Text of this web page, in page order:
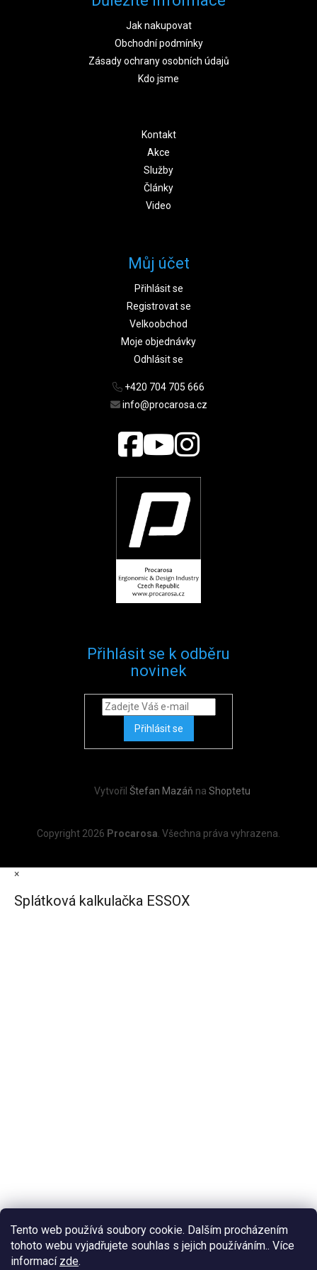
Tento web používá soubory cookie. Dalším procházením
tohoto webu vyjadřujete souhlas s jejich používáním.. Více
informací zde.
Jak nakupovat
Obchodní podmínky
Zásady ochrany osobních údajů
Kdo jsme
Kontakt
Akce
Služby
Články
Video
Můj účet
Přihlásit se
Registrovat se
Velkoobchod
Moje objednávky
Odhlásit se
+420 704 705 666
info@procarosa.cz
Přihlásit se k odběru
novinek
Přihlásit se
Vytvořil Štefan Mazáň na Shoptetu
Copyright 2026 Procarosa. Všechna práva vyhrazena.
×
Splátková kalkulačka ESSOX